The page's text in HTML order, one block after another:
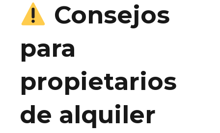
Consejos
para
propietarios
de alquiler